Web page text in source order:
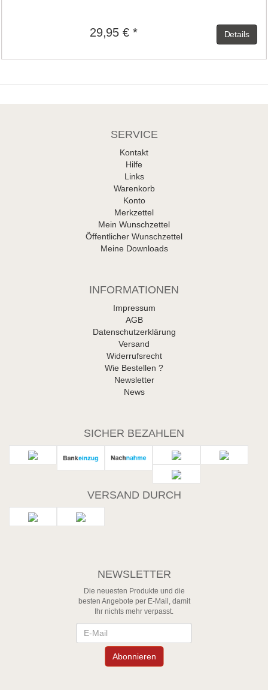
29,95 € * Details
SERVICE
Kontakt
Hilfe
Links
Warenkorb
Konto
Merkzettel
Mein Wunschzettel
Öffentlicher Wunschzettel
Meine Downloads
INFORMATIONEN
Impressum
AGB
Datenschutzerklärung
Versand
Widerrufsrecht
Wie Bestellen ?
Newsletter
News
SICHER BEZAHLEN
VERSAND DURCH
NEWSLETTER
Die neuesten Produkte und die
besten Angebote per E-Mail, damit
Ihr nichts mehr verpasst.
Abonnieren